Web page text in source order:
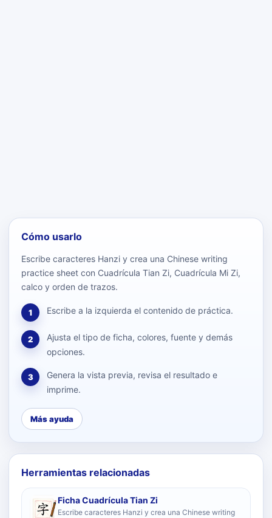
Cómo usarlo
Escribe caracteres Hanzi y crea una Chinese writing
practice sheet con Cuadrícula Tian Zi, Cuadrícula Mi Zi,
calco y orden de trazos.
1 Escribe a la izquierda el contenido de práctica.
2
Ajusta el tipo de ficha, colores, fuente y demás
opciones.
3
Genera la vista previa, revisa el resultado e
imprime.
Más ayuda
Herramientas relacionadas
Ficha Cuadrícula Tian Zi
Escribe caracteres Hanzi y crea una Chinese writing